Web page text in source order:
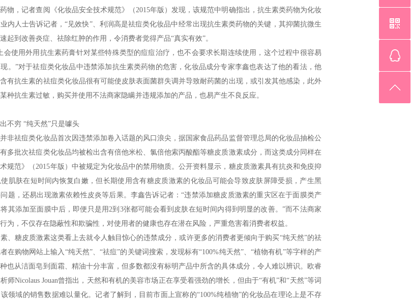
物，记者查阅《化妆品安全技术规范》（2015年版）发现，该规范中明确指出，抗生素类药物为化妆
内人士告诉记者，“见效快”、利润高是祛痘类化妆品中经常出现抗生素类药物的关键，其抑菌抗微生
起到改善炎症、祛除红肿的作用，令消费者觉得产品“真实有效”。
使用外用抗生素药膏针对某些特殊类型的痘痘治疗，也不会要求长期连续使用，这个过程中很容易
。”对于祛痘类化妆品中违禁添加抗生素类药物的危害，化妆品成分专家李鑫也表达了他的看法，他
有抗生素的祛痘类化妆品很有可能使皮肤表面菌群失调并导致耐药菌的出现，或引发其他感染，此外
种抗生素过敏，购买并使用不法商家隐瞒并违规添加的产品，也易产生不良反应。
穷 “纯天然”只是噱头
祛痘类化妆品首次因违禁添加卷入话题的风口浪尖，据国家食品药品监督管理总局的化妆品抽检公
多批次祛痘类化妆品均被检出含有倍他米松、氯倍他索丙酸酯等糖皮质激素成分，而这类成分同样在
术规范》（2015年版）中被规定为化妆品中的禁用物质。公开资料显示，糖皮质激素具有抗炎和免疫抑
肌肤在短时间内恢复白嫩，但长期使用含有糖皮质激素的化妆品可能会导致皮肤屏障受损，产生黑
题，还易出现激素依赖性皮炎等后果。李鑫告诉记者：“违禁添加糖皮质激素的重灾区在于面膜类产
其添加至面膜中后，即便只是用2到3张都可能会看到皮肤在短时间内得到明显的改善。”而不法商家
为，不仅存在隐蔽性和欺骗性，对使用者的健康也存在潜在风险，严重危害着消费者权益。
糖皮质激素这类看上去就令人触目惊心的违禁成分，或许更多的消费者更倾向于购买“纯天然”的祛
在购物网站上输入“纯天然”、“祛痘”的关键词搜索，发现标有“100%纯天然”、“植物有机”等字样的产
也从洁面皂到面霜、精油十分丰富，但多数都没有标明产品中所含的具体成分，令人难以辨识。欧睿
师Nicolaus Jouan曾指出，天然和有机的美容市场正在享受着强劲的增长，但由于“有机”和“天然”等词
领域的销售数据难以量化。记者了解到，目前市面上宣称的“100%纯植物”的化妆品在理论上是不存